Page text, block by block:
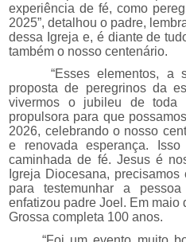
experiência de fé, como
2025”, detalhou o padre,
dessa Igreja e, é diante de
também o nosso centenário.
“Esses elementos, a
proposta de peregrinos da
vivermos o jubileu de
propulsora para que
2026, celebrando o nosso
e renovada esperança.
caminhada de fé. Jesus é
Igreja Diocesana,
para testemunhar a
enfatizou padre Joel. Em maio
Grossa completa 100 anos.